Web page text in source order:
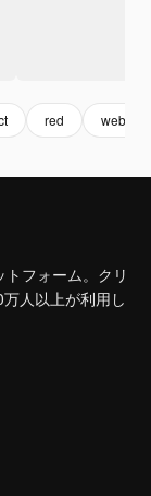
red web
フォーム。クリ
人以上が利用し